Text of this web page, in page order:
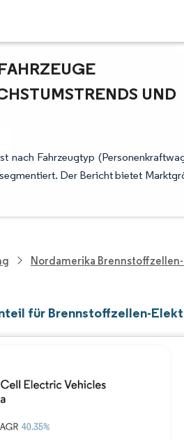
UND P
nach Fahrzeugtyp
Der Bericht bietet
Nordamerika
für Brennstoffzellen-